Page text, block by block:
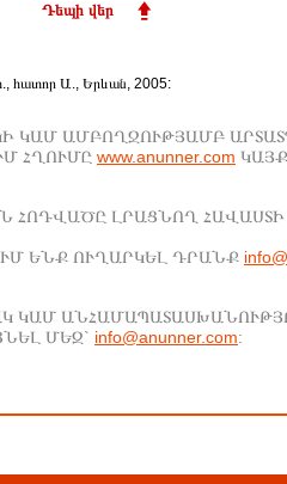
Դեպի վեր
հատոր Ա., Երևան, 2005:
ԿԱՄ ԱՄԲՈՂՋՈՒԹՅԱՄԲ
ՀՂՈՒՄԸ www.anunner.com
ՀՈԴՎԱԾԸ ԼՐԱՑՆՈՂ ՀԱՎԱՍՏԻ
ԵՆՔ ՈՒՂԱՐԿԵԼ ԴՐԱՆՔ
ԿԱՄ
ՄԵԶ` info@anunner.com: